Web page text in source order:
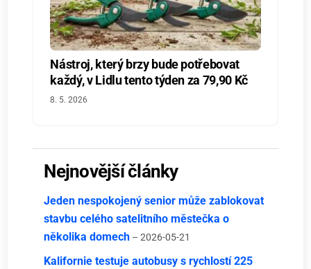
Nástroj, který brzy bude potřebovat
každý, v Lidlu tento týden za 79,90 Kč
8. 5. 2026
Nejnovější články
Jeden nespokojený senior může zablokovat
stavbu celého satelitního městečka o
několika domech – 2026-05-21
Kalifornie testuje autobusy s rychlostí 225